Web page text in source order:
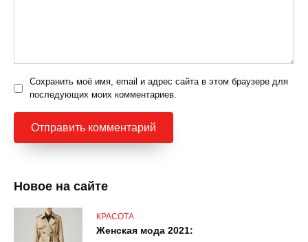
Сохранить моё имя, email и адрес сайта в этом браузере для
последующих моих комментариев.
Новое на сайте
КРАСОТА
Женская мода 2021: